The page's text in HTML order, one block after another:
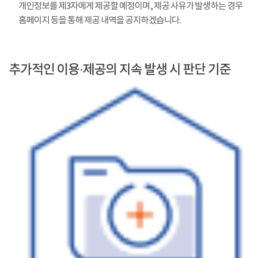
개인정보를 제3자에게 제공할 예정이며, 제공 사유가 발생하는 경우
홈페이지 등을 통해 제공 내역을 공지하겠습니다.
추가적인 이용·제공의 지속 발생 시 판단 기준